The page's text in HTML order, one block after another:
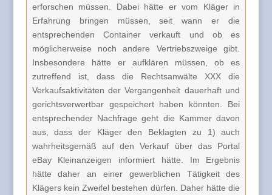
erforschen müssen. Dabei hätte er vom Kläger in
Erfahrung bringen müssen, seit wann er die
entsprechenden Container verkauft und ob es
möglicherweise noch andere Vertriebszweige gibt.
Insbesondere hätte er aufklären müssen, ob es
zutreffend ist, dass die Rechtsanwälte XXX die
Verkaufsaktivitäten der Vergangenheit dauerhaft und
gerichtsverwertbar gespeichert haben könnten. Bei
entsprechender Nachfrage geht die Kammer davon
aus, dass der Kläger den Beklagten zu 1) auch
wahrheitsgemäß auf den Verkauf über das Portal
eBay Kleinanzeigen informiert hätte. Im Ergebnis
hätte daher an einer gewerblichen Tätigkeit des
Klägers kein Zweifel bestehen dürfen. Daher hätte die